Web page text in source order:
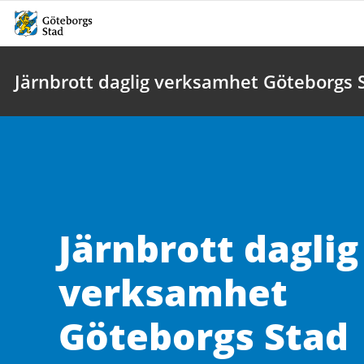
Järnbrott daglig verksamhet Göteborgs
Järnbrott daglig
verksamhet
Göteborgs Stad